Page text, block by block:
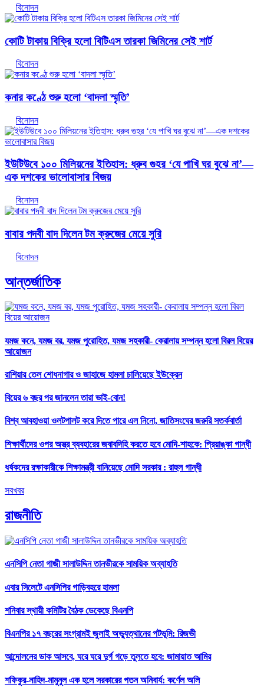
বিনোদন
কোটি টাকায় বিক্রি হলো বিটিএস তারকা জিমিনের সেই শার্ট
বিনোদন
কনার কণ্ঠে শুরু হলো ‘বাদলা স্মৃতি’
বিনোদন
ইউটিউবে ১০০ মিলিয়নের ইতিহাস: ধ্রুব গুহর ‘যে পাখি ঘর বুঝে না’—
এক দশকের ভালোবাসার বিজয়
বিনোদন
বাবার পদবী বাদ দিলেন টম ক্রুজের মেয়ে সুরি
বিনোদন
আন্তর্জাতিক
যমজ কনে, যমজ বর, যমজ পুরোহিত, যমজ সহকারী- কেরালায় সম্পন্ন হলো বিরল বিয়ের
আয়োজন
রাশিয়ার তেল শোধনাগার ও জাহাজে হামলা চালিয়েছে ইউক্রেন
বিয়ের ৬ বছর পর জানলেন তারা ভাই-বোন!
বিশ্ব আবহাওয়া ওলটপালট করে দিতে পারে এল নিনো, জাতিসংঘের জরুরি সতর্কবার্তা
শিক্ষার্থীদের ওপর অস্ত্র ব্যবহারের জবাবদিহি করতে হবে মোদি-শাহকে: প্রিয়াঙ্কা গান্ধী
ধর্ষকদের রক্ষাকারীকে শিক্ষামন্ত্রী বানিয়েছে মোদি সরকার : রাহুল গান্ধী
সবখবর
রাজনীতি
এনসিপি নেতা গাজী সালাউদ্দিন তানভীরকে সাময়িক অব্যাহতি
এবার সিলেটে এনসিপির গাড়িবহরে হামলা
শনিবার স্থায়ী কমিটির বৈঠক ডেকেছে বিএনপি
বিএনপির ১৭ বছরের সংগ্রামই জুলাই অভ্যুত্থানের পটভূমি: রিজভী
আন্দোলনের ডাক আসবে, ঘরে ঘরে দুর্গ গড়ে তুলতে হবে: জামায়াত আমির
শফিকুর-নাহিদ-মামুনুল এক হলে সরকারের পতন অনিবার্য: কর্ণেল অলি